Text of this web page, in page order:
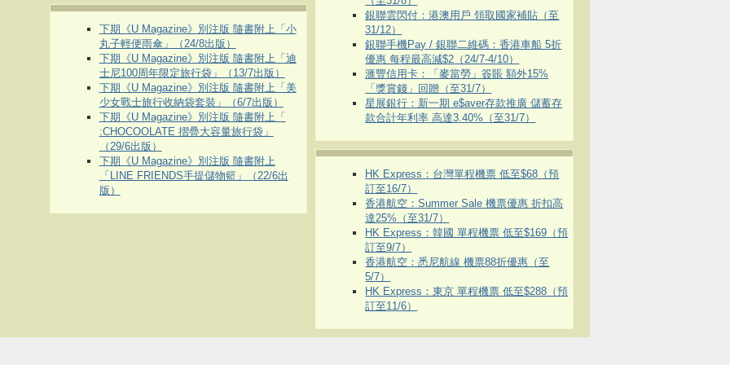
下期《U Magazine》別注版 隨書附上「小
丸子輕便雨傘」（24/8出版）
下期《U Magazine》別注版 隨書附上「迪
士尼100周年限定旅行袋」（13/7出版）
下期《U Magazine》別注版 隨書附上「美
少女戰士旅行收納袋套裝」（6/7出版）
下期《U Magazine》別注版 隨書附上「
:CHOCOOLATE 摺疊大容量旅行袋」
（29/6出版）
下期《U Magazine》別注版 隨書附上
「LINE FRIENDS手提儲物籃」（22/6出
版）
銀聯雲閃付：港澳用戶 領取國家補貼（至
31/12）
銀聯手機Pay / 銀聯二維碼：香港車船 5折
優惠 每程最高減$2（24/7-4/10）
滙豐信用卡：「麥當勞」簽賬 額外15%
「獎賞錢」回贈（至31/7）
星展銀行：新一期 e$aver存款推廣 儲蓄存
款合計年利率 高達3.40%（至31/7）
HK Express：台灣單程機票 低至$68（預
訂至16/7）
香港航空：Summer Sale 機票優惠 折扣高
達25%（至31/7）
HK Express：韓國 單程機票 低至$169（預
訂至9/7）
香港航空：悉尼航線 機票88折優惠（至
5/7）
HK Express：東京 單程機票 低至$288（預
訂至11/6）